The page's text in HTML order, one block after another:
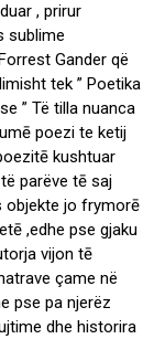
, prirur
sublime
Gander që
tek ” Poetika
” Të tilla nuanca
poezi te ketij
kushtuar
parëve tē saj
objekte jo frymorē
,edhe pse gjaku
vijon tē
çame në
pse pa njerëz
dhe historira